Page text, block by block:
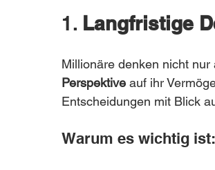
1. Langfristige
Millionäre denken nicht
Perspektive auf ihr
Entscheidungen mit Blick
Warum es wichtig ist: